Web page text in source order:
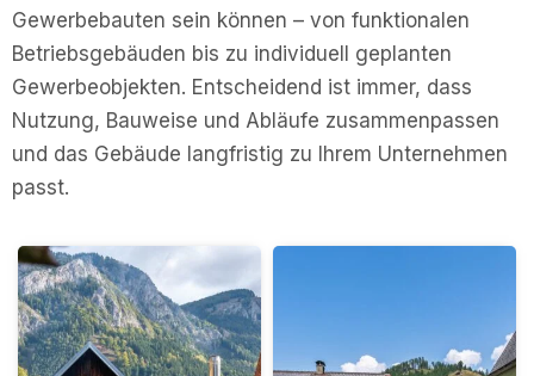
Gewerbebauten sein können – von funktionalen
Betriebsgebäuden bis zu individuell geplanten
Gewerbeobjekten. Entscheidend ist immer, dass
Nutzung, Bauweise und Abläufe zusammenpassen
und das Gebäude langfristig zu Ihrem Unternehmen
passt.